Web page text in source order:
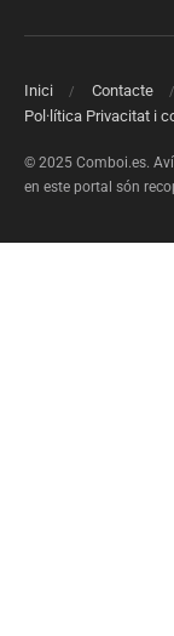
Inici Contacte
Pol·lítica Privacitat i
© 2025 Comboi.es.
en este portal són